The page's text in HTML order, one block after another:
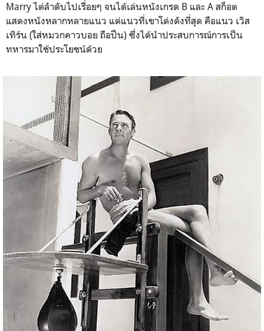
Marry ไต่ลำดับไปเรื่อยๆ จนได้เล่นหนังเกรด B และ A สก็อต
แสดงหนังหลากหลายแนว แต่แนวที่เขาโด่งดังที่สุด คือแนว เวิส
เทิร์น (ใส่หมวกคาวบอย ถือปืน) ซึ่งได้นำประสบการณ์การเป็น
ทหารมาใช้ประโยชน์ด้วย